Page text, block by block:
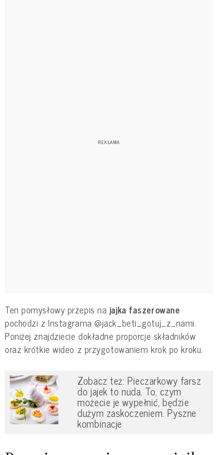
Ten pomysłowy przepis na jajka faszerowane
pochodzi z Instagrama @jack_beti_gotuj_z_nami.
Poniżej znajdziecie dokładne proporcje składników
oraz krótkie wideo z przygotowaniem krok po kroku.
Zobacz też: Pieczarkowy farsz
do jajek to nuda. To, czym
możecie je wypełnić, będzie
dużym zaskoczeniem. Pyszne
kombinacje